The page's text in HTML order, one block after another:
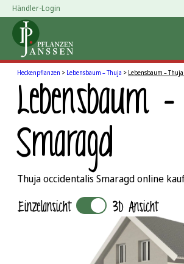
Zum
Inhalt
springen
Händler-Login
Heckenpflanzen > Lebensbaum – Thuja > Lebensbaum –
Lebensbaum
Smaragd
Thuja occidentalis Smaragd online
Einzelansicht 3D Ansicht